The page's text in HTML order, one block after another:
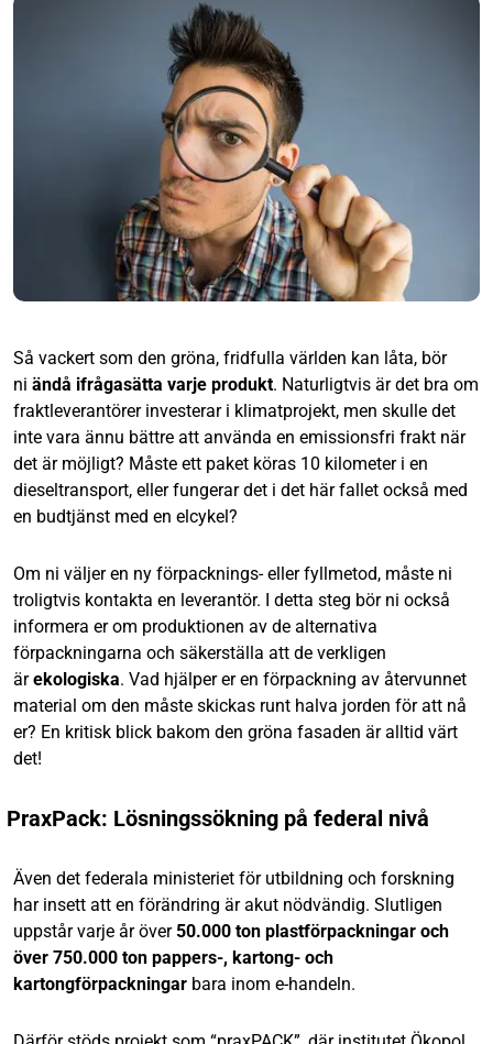
Så vackert som den gröna, fridfulla världen kan låta, bör
ni ändå ifrågasätta varje produkt. Naturligtvis är det bra om
fraktleverantörer investerar i klimatprojekt, men skulle det
inte vara ännu bättre att använda en emissionsfri frakt när
det är möjligt? Måste ett paket köras 10 kilometer i en
dieseltransport, eller fungerar det i det här fallet också med
en budtjänst med en elcykel?
Om ni väljer en ny förpacknings- eller fyllmetod, måste ni
troligtvis kontakta en leverantör. I detta steg bör ni också
informera er om produktionen av de alternativa
förpackningarna och säkerställa att de verkligen
ärekologiska. Vad hjälper er en förpackning av återvunnet
material om den måste skickas runt halva jorden för att nå
er? En kritisk blick bakom den gröna fasaden är alltid värt
det!
​PraxPack: Lösningssökning på federal nivå
Även det federala ministeriet för utbildning och forskning
har insett att en förändring är akut nödvändig. Slutligen
uppstår varje år över50.000 ton plastförpackningar och
över 750.000 ton pappers-, kartong- och
kartongförpackningar bara inom e-handeln.